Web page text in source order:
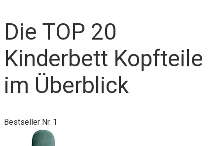
Die TOP 20
Kinderbett Kopfteile
im Überblick
Bestseller Nr. 1